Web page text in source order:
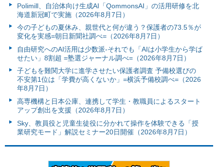
Polimill、自治体向け生成AI「QommonsAI」の活用研修を北
海道新冠町で実施（2026年8月7日）
今の子どもの夏休み、親世代と何が違う？保護者の73.5％が
変化を実感=朝日新聞社調べ=（2026年8月7日）
自由研究へのAI活用は少数派-それでも「AIは小学生から学ば
せたい」8割超 =塾選ジャーナル調べ=（2026年8月7日）
子どもを難関大学に進学させたい保護者調査 予備校選びの
不安第1位は「学費が高くないか」=横浜予備校調べ=（2026
年8月7日）
高専機構と日本公庫、連携して学生・教職員によるスタート
アップ創出を支援（2026年8月7日）
Sky、教員役と児童生徒役に分かれて操作を体験できる「授
業研究モード」解説セミナー20日開催（2026年8月7日）